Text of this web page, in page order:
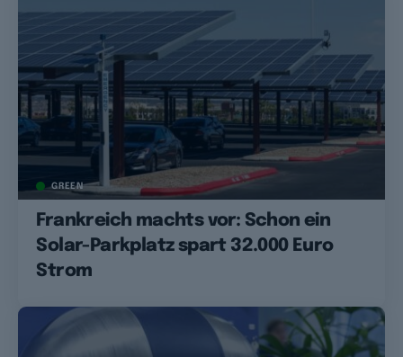
GREEN
Frankreich machts vor: Schon ein
Solar-Parkplatz spart 32.000 Euro
Strom